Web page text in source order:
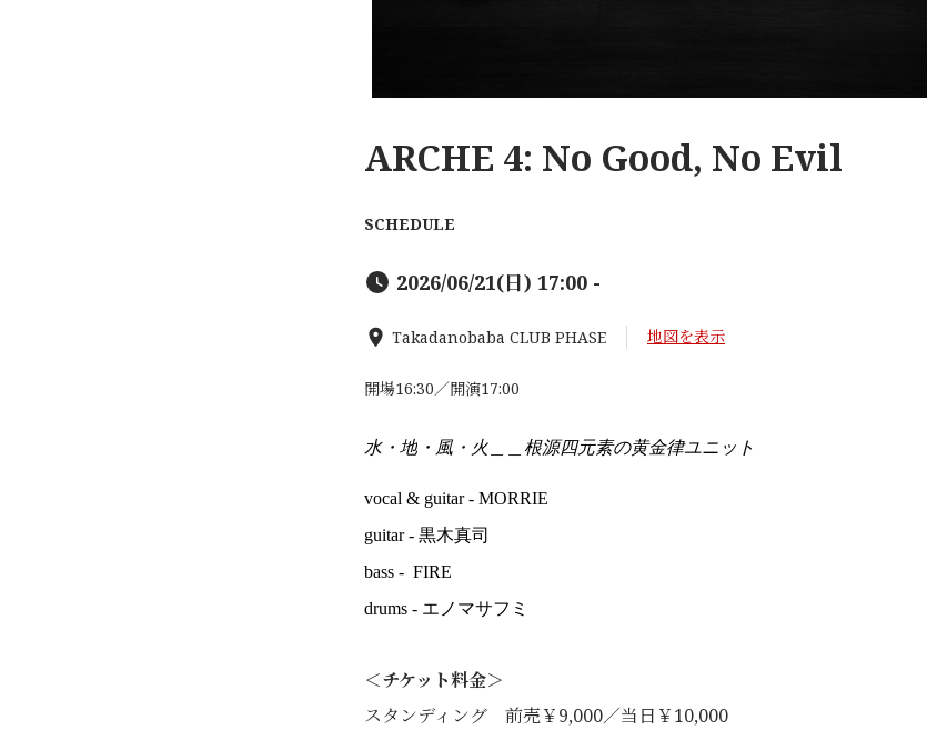
ARCHE 4: No Good, No Evil
SCHEDULE
2026/06/21(日) 17:00 -
Takadanobaba CLUB PHASE 地図を表示
開場16:30／開演17:00
水・ 地 ・風・ 火 ＿＿根源四元素の黄金律ユニット
vocal & guitar - MORRIE
guitar - 黒木真司
bass - FIRE
drums - エノマサフミ
＜チケット料金＞
スタンディング 前売￥9,000／当日￥10,000